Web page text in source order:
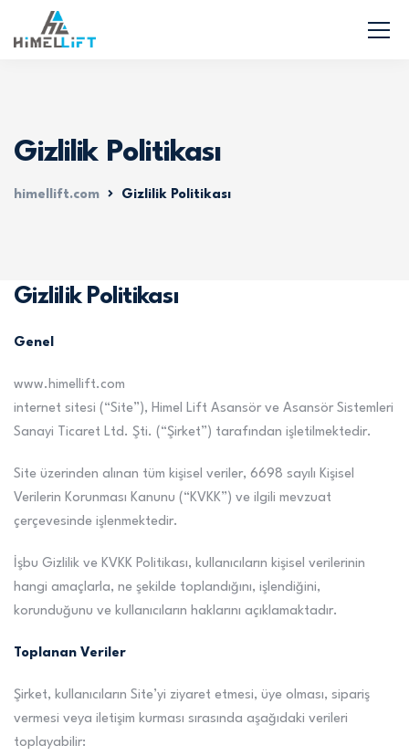
Gizlilik Politikası
himellift.com Gizlilik Politikası
Gizlilik Politikası
Genel
www.himellift.com
internet sitesi (“Site”), Himel Lift Asansör ve Asansör Sistemleri
Sanayi Ticaret Ltd. Şti. (“Şirket”) tarafından işletilmektedir.
Site üzerinden alınan tüm kişisel veriler, 6698 sayılı Kişisel
Verilerin Korunması Kanunu (“KVKK”) ve ilgili mevzuat
çerçevesinde işlenmektedir.
İşbu Gizlilik ve KVKK Politikası, kullanıcıların kişisel verilerinin
hangi amaçlarla, ne şekilde toplandığını, işlendiğini,
korunduğunu ve kullanıcıların haklarını açıklamaktadır.
Toplanan Veriler
Şirket, kullanıcıların Site’yi ziyaret etmesi, üye olması, sipariş
vermesi veya iletişim kurması sırasında aşağıdaki verileri
toplayabilir: